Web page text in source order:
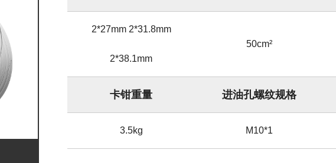
2*27mm 2*31.8mm
2*38.1mm
50cm²
卡钳重量 进油孔螺纹规格
3.5kg M10*1